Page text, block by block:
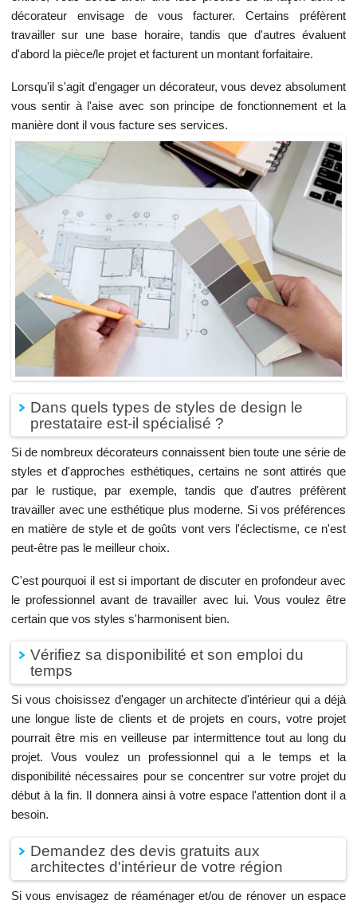
décorateur envisage de vous facturer. Certains préfèrent
travailler sur une base horaire, tandis que d'autres évaluent
d'abord la pièce/le projet et facturent un montant forfaitaire.
Lorsqu'il s'agit d'engager un décorateur, vous devez absolument
vous sentir à l'aise avec son principe de fonctionnement et la
manière dont il vous facture ses services.
Dans quels types de styles de design le
prestataire est-il spécialisé ?
Si de nombreux décorateurs connaissent bien toute une série de
styles et d'approches esthétiques, certains ne sont attirés que
par le rustique, par exemple, tandis que d'autres préfèrent
travailler avec une esthétique plus moderne. Si vos préférences
en matière de style et de goûts vont vers l'éclectisme, ce n'est
peut-être pas le meilleur choix.
C'est pourquoi il est si important de discuter en profondeur avec
le professionnel avant de travailler avec lui. Vous voulez être
certain que vos styles s'harmonisent bien.
Vérifiez sa disponibilité et son emploi du
temps
Si vous choisissez d'engager un architecte d'intérieur qui a déjà
une longue liste de clients et de projets en cours, votre projet
pourrait être mis en veilleuse par intermittence tout au long du
projet. Vous voulez un professionnel qui a le temps et la
disponibilité nécessaires pour se concentrer sur votre projet du
début à la fin. Il donnera ainsi à votre espace l'attention dont il a
besoin.
Demandez des devis gratuits aux
architectes d'intérieur de votre région
Si vous envisagez de réaménager et/ou de rénover un espace